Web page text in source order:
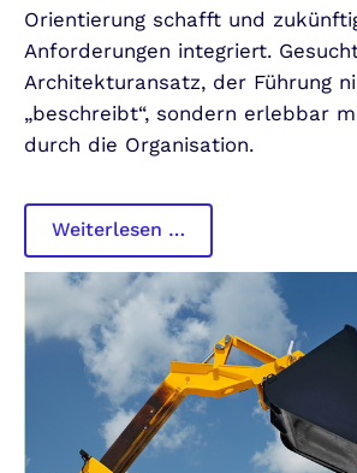
Orientierung schafft und
Anforderungen integriert.
Architekturansatz, der Führung
„beschreibt“, sondern erlebbar
durch die Organisation.
Weiterlesen …Entwicklung
einer
modernen
Leadership-
Architektur
&
Leadership
Prinzipien